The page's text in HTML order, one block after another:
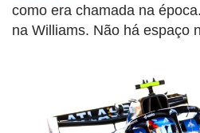
como era chamada na
na Williams. Não há espaço